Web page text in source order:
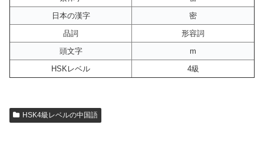
日本の漢字
密
品詞
形容詞
頭文字
m
HSKレベル
4級
HSK4級レベルの中国語